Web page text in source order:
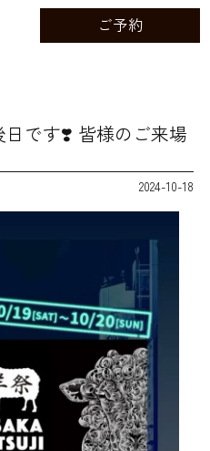
ご予約
です❣️ 皆様のご来場
2024-10-18